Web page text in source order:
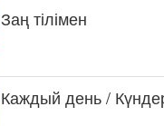
Заң тілімен
Каждый день /